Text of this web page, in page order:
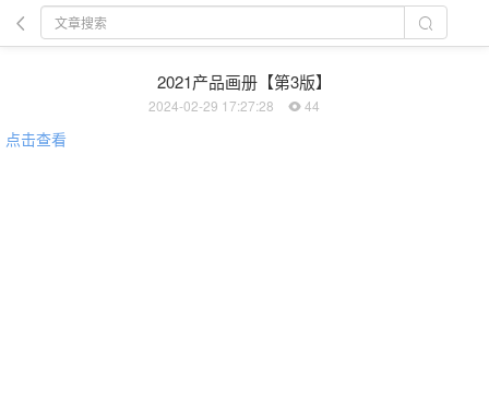
2021产品画册【第3版】
2024-02-29 17:27:28 44
点击查看